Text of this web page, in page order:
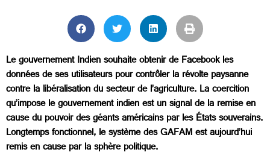
Le gouvernement Indien souhaite obtenir de Facebook les
données de ses utilisateurs pour contrôler la révolte paysanne
contre la libéralisation du secteur de l’agriculture. La coercition
qu’impose le gouvernement indien est un signal de la remise en
cause du pouvoir des géants américains par les États souverains.
Longtemps fonctionnel, le système des GAFAM est aujourd’hui
remis en cause par la sphère politique.